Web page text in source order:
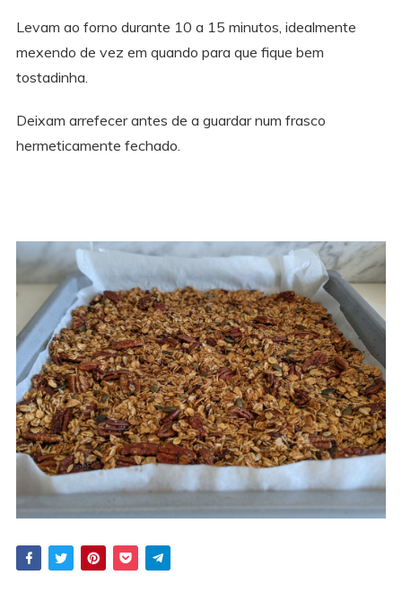
Levam ao forno durante 10 a 15 minutos, idealmente
mexendo de vez em quando para que fique bem
tostadinha.
Deixam arrefecer antes de a guardar num frasco
hermeticamente fechado.